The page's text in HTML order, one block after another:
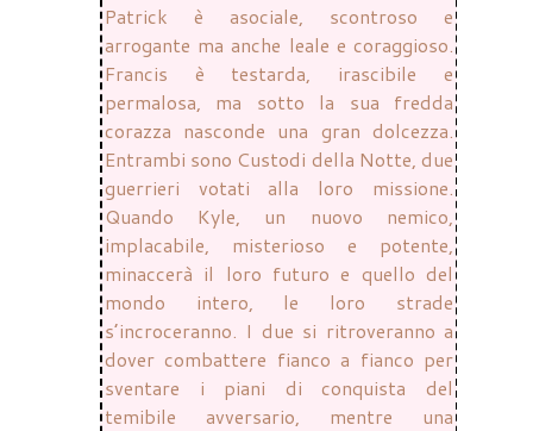
Patrick è asociale, scontroso e
arrogante ma anche leale e coraggioso.
Francis è testarda, irascibile e
permalosa, ma sotto la sua fredda
corazza nasconde una gran dolcezza.
Entrambi sono Custodi della Notte, due
guerrieri votati alla loro missione.
Quando Kyle, un nuovo nemico,
implacabile, misterioso e potente,
minaccerà il loro futuro e quello del
mondo intero, le loro strade
s’incroceranno. I due si ritroveranno a
dover combattere fianco a fianco per
sventare i piani di conquista del
temibile avversario, mentre una